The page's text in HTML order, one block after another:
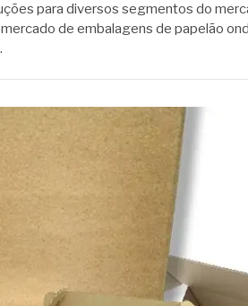
para diversos segmentos do
de embalagens de papelão